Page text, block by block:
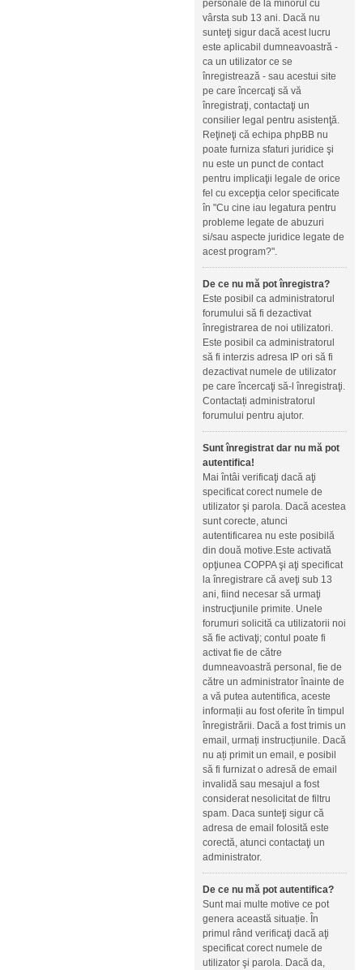
personale de la minorul cu
vârsta sub 13 ani. Dacă nu
sunteţi sigur dacă acest lucru
este aplicabil dumneavoastră -
ca un utilizator ce se
înregistrează - sau acestui site
pe care încercaţi să vă
înregistraţi, contactaţi un
consilier legal pentru asistenţă.
Reţineţi că echipa phpBB nu
poate furniza sfaturi juridice şi
nu este un punct de contact
pentru implicaţii legale de orice
fel cu excepţia celor specificate
în "Cu cine iau legatura pentru
probleme legate de abuzuri
si/sau aspecte juridice legate de
acest program?".
De ce nu mă pot înregistra?
Este posibil ca administratorul
forumului să fi dezactivat
înregistrarea de noi utilizatori.
Este posibil ca administratorul
să fi interzis adresa IP ori să fi
dezactivat numele de utilizator
pe care încercaţi să-l înregistraţi.
Contactați administratorul
forumului pentru ajutor.
Sunt înregistrat dar nu mă pot
autentifica!
Mai întâi verificaţi dacă aţi
specificat corect numele de
utilizator şi parola. Dacă acestea
sunt corecte, atunci
autentificarea nu este posibilă
din două motive.Este activată
opţiunea COPPA şi aţi specificat
la înregistrare că aveţi sub 13
ani, fiind necesar să urmaţi
instrucţiunile primite. Unele
forumuri solicită ca utilizatorii noi
să fie activaţi; contul poate fi
activat fie de către
dumneavoastră personal, fie de
către un administrator înainte de
a vă putea autentifica, aceste
informații au fost oferite în timpul
înregistrării. Dacă a fost trimis un
email, urmați instrucțiunile. Dacă
nu ați primit un email, e posibil
să fi furnizat o adresă de email
invalidă sau mesajul a fost
considerat nesolicitat de filtru
spam. Daca sunteţi sigur că
adresa de email folosită este
corectă, atunci contactaţi un
administrator.
De ce nu mă pot autentifica?
Sunt mai multe motive ce pot
genera această situație. În
primul rând verificaţi dacă aţi
specificat corect numele de
utilizator şi parola. Dacă da,